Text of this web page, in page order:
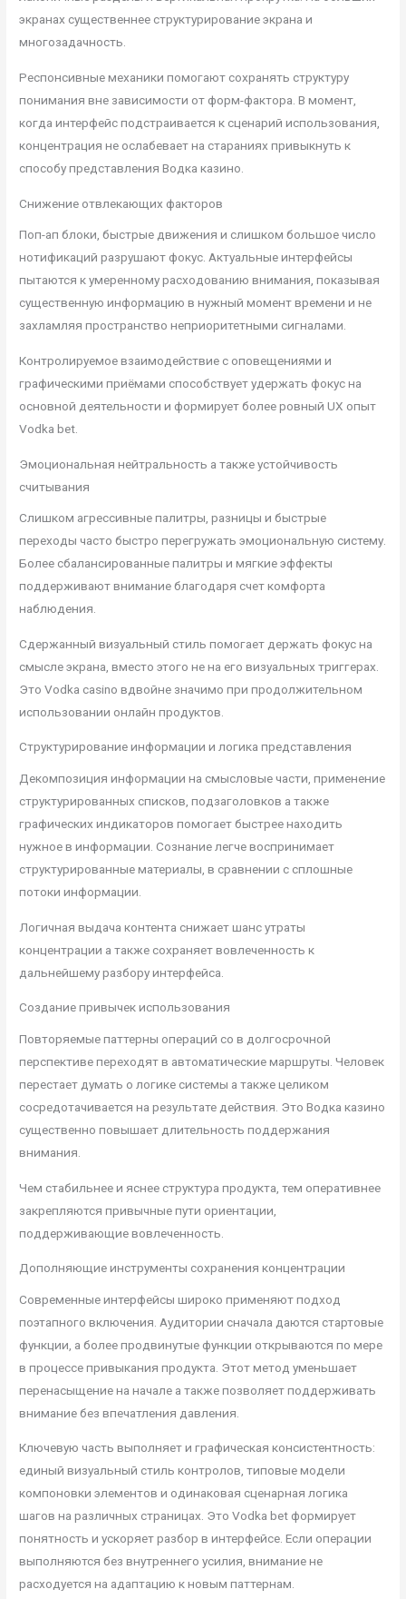
экранах существеннее структурирование экрана и
многозадачность.
Респонсивные механики помогают сохранять структуру
понимания вне зависимости от форм-фактора. В момент,
когда интерфейс подстраивается к сценарий использования,
концентрация не ослабевает на стараниях привыкнуть к
способу представления Водка казино.
Снижение отвлекающих факторов
Поп-ап блоки, быстрые движения и слишком большое число
нотификаций разрушают фокус. Актуальные интерфейсы
пытаются к умеренному расходованию внимания, показывая
существенную информацию в нужный момент времени и не
захламляя пространство неприоритетными сигналами.
Контролируемое взаимодействие с оповещениями и
графическими приёмами способствует удержать фокус на
основной деятельности и формирует более ровный UX опыт
Vodka bet.
Эмоциональная нейтральность а также устойчивость
считывания
Слишком агрессивные палитры, разницы и быстрые
переходы часто быстро перегружать эмоциональную систему.
Более сбалансированные палитры и мягкие эффекты
поддерживают внимание благодаря счет комфорта
наблюдения.
Сдержанный визуальный стиль помогает держать фокус на
смысле экрана, вместо этого не на его визуальных триггерах.
Это Vodka casino вдвойне значимо при продолжительном
использовании онлайн продуктов.
Структурирование информации и логика представления
Декомпозиция информации на смысловые части, применение
структурированных списков, подзаголовков а также
графических индикаторов помогает быстрее находить
нужное в информации. Сознание легче воспринимает
структурированные материалы, в сравнении с сплошные
потоки информации.
Логичная выдача контента снижает шанс утраты
концентрации а также сохраняет вовлеченность к
дальнейшему разбору интерфейса.
Создание привычек использования
Повторяемые паттерны операций со в долгосрочной
перспективе переходят в автоматические маршруты. Человек
перестает думать о логике системы а также целиком
сосредотачивается на результате действия. Это Водка казино
существенно повышает длительность поддержания
внимания.
Чем стабильнее и яснее структура продукта, тем оперативнее
закрепляются привычные пути ориентации,
поддерживающие вовлеченность.
Дополняющие инструменты сохранения концентрации
Современные интерфейсы широко применяют подход
поэтапного включения. Аудитории сначала даются стартовые
функции, а более продвинутые функции открываются по мере
в процессе привыкания продукта. Этот метод уменьшает
перенасыщение на начале а также позволяет поддерживать
внимание без впечатления давления.
Ключевую часть выполняет и графическая консистентность:
единый визуальный стиль контролов, типовые модели
компоновки элементов и одинаковая сценарная логика
шагов на различных страницах. Это Vodka bet формирует
понятность и ускоряет разбор в интерфейсе. Если операции
выполняются без внутреннего усилия, внимание не
расходуется на адаптацию к новым паттернам.